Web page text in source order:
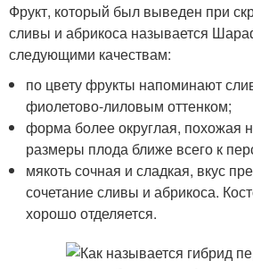
Фрукт, который был выведен при
сливы и абрикоса называется
следующими качествам:
по цвету фрукты напоминают
фиолетово-лиловым оттенком;
форма более округлая, похожая
размеры плода ближе всего к
мякоть сочная и сладкая, вкус
сочетание сливы и абрикоса.
хорошо отделяется.